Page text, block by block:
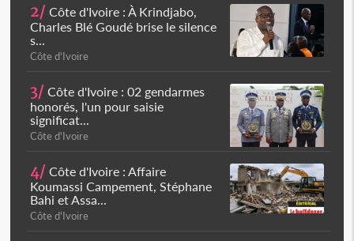
2/ Côte d'Ivoire : À Krindjabo,
Charles Blé Goudé brise le silence
s...
Côte d'Ivoire
3/ Côte d'Ivoire : 02 gendarmes
honorés, l'un pour saisie
significat...
Côte d'Ivoire
4/ Côte d'Ivoire : Affaire
Koumassi Campement, Stéphane
Bahi et Assa...
Côte d'Ivoire